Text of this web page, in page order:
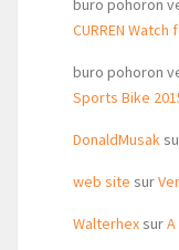
buro pohoron
CURREN Watch
buro pohoron
Sports Bike
DonaldMusak
web site sur
Walterhexsur